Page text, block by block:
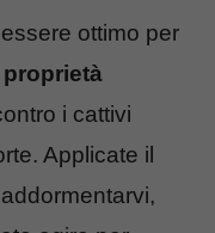
ottimo per
proprietà
i cattivi
Applicate il